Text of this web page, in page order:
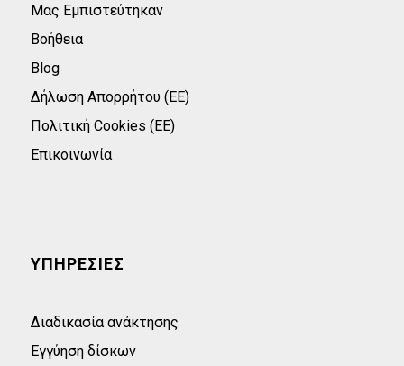
Μας Εμπιστεύτηκαν
Βοήθεια
Blog
Δήλωση Απορρήτου (ΕΕ)
Πολιτική Cookies (ΕΕ)
Επικοινωνία
ΥΠΗΡΕΣΙΕΣ
Διαδικασία ανάκτησης
Εγγύηση δίσκων